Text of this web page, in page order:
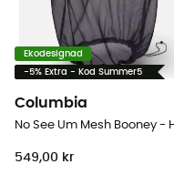
Ekodesignad
-5% Extra - Kod Summer5
Columbia
No See Um Mesh Booney -
549,00 kr